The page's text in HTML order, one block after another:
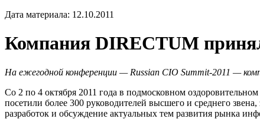
Дата материала: 12.10.2011
Компания DIRECTUM
На ежегодной конференции — Russian CIO Summit-2011 —
Со 2 по 4 октября 2011 года в подмосковном
посетили более 300 руководителей высшего и среднего
разработок и обсуждение актуальных тем развития рынка